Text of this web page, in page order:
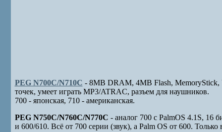
PEG N700C/N710C - 8MB DRAM, 4MB Flash, MemoryStick,
точек, умеет играть MP3/ATRAC, разъем для наушников.
700 - японская, 710 - американская.
PEG N750C/N760C/N770C - аналог 700 с PalmOS 4.1S,
и 600/610. Всё от 700 серии (звук), а Palm OS от 600. Только